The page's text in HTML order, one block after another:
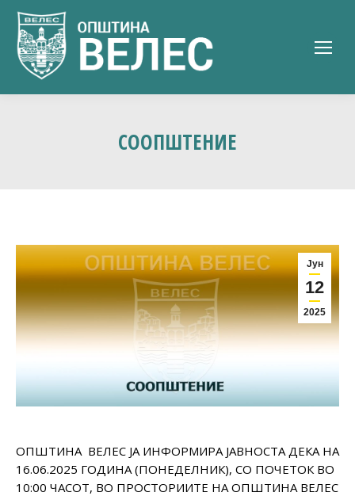
СООПШТЕНИЕ
Јун
12
2025
ОПШТИНА ВЕЛЕС ЈА ИНФОРМИРА ЈАВНОСТА ДЕКА НА
16.06.2025 ГОДИНА (ПОНЕДЕЛНИК), СО ПОЧЕТОК ВО
10:00 ЧАСОТ, ВО ПРОСТОРИИТЕ НА ОПШТИНА ВЕЛЕС